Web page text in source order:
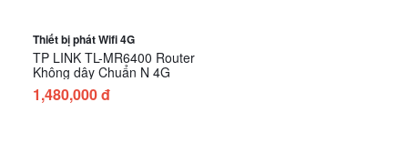
Thiết bị phát Wifi 4G
TP LINK TL-MR6400 Router
Không dây Chuẩn N 4G
1,480,000 đ